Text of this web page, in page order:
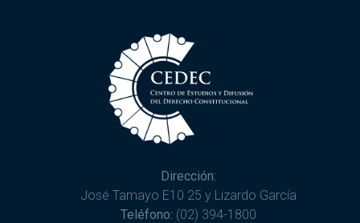
Dirección:
José Tamayo E10 25 y Lizardo García
Teléfono: (02) 394-1800